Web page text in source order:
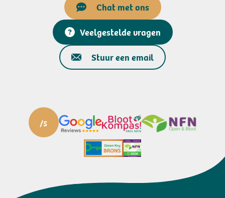
Chat met ons
Veelgestelde vragen
Stuur een email